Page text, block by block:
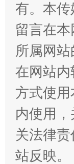
有。本
留言在
所属网
在网站
方式使
内使用
关法律
站反映。